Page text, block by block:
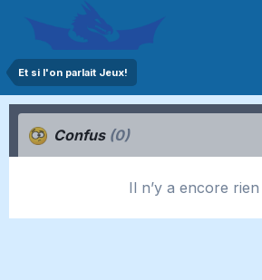
Et si l'on parlait Jeux!
Confus (0)
Il n’y a encore rien